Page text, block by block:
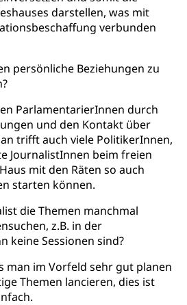
darstellen, was mit
verbunden
persönliche Beziehungen zu
ParlamentarierInnen durch
und den Kontakt über
trifft auch viele PolitikerInnen,
JournalistInnen beim freien
mit den Räten so auch
starten können.
die Themen manchmal
z.B. in der
keine Sessionen sind?
man im Vorfeld sehr gut planen
Themen lancieren, dies ist